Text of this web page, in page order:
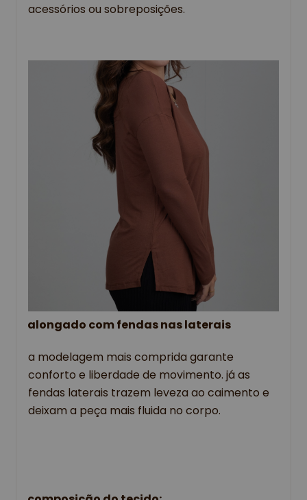
acessórios ou sobreposições.
alongado com fendas nas laterais
a modelagem mais comprida garante
conforto e liberdade de movimento. já as
fendas laterais trazem leveza ao caimento e
deixam a peça mais fluida no corpo.